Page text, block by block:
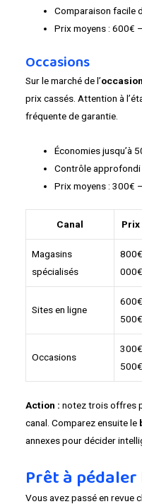
Comparaison facile
Prix moyens : 600€
Occasions
Sur le marché de l’occasion
prix cassés. Attention à
fréquente de garantie.
Économies jusqu’à
Contrôle approfondi
Prix moyens : 300€
Canal Prix
Magasins
spécialisés
000€
Sites en ligne
500€
Occasions
500€
Action : notez trois offres
canal. Comparez ensuite le
annexes pour décider
Prêt à pédaler
Vous avez passé en revue